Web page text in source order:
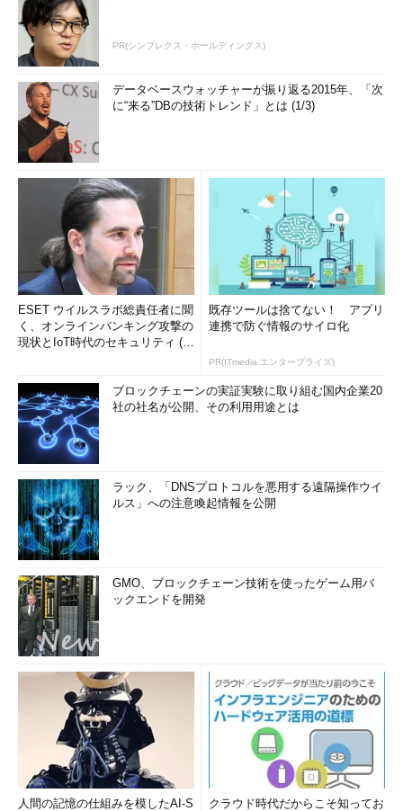
PR(シンプレクス・ホールディングス)
データベースウォッチャーが振り返る2015年、「次
に“来る”DBの技術トレンド」とは (1/3)
ESET ウイルスラボ総責任者に聞
く、オンラインバンキング攻撃の
現状とIoT時代のセキュリティ (1/
既存ツールは捨てない！ アプリ
連携で防ぐ情報のサイロ化
PR(ITmedia エンタープライズ)
ブロックチェーンの実証実験に取り組む国内企業20
社の社名が公開、その利用用途とは
ラック、「DNSプロトコルを悪用する遠隔操作ウイ
ルス」への注意喚起情報を公開
GMO、ブロックチェーン技術を使ったゲーム用バ
ックエンドを開発
人間の記憶の仕組みを模したAI-S
クラウド時代だからこそ知ってお